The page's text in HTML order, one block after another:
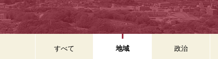
すべて 地域 政治